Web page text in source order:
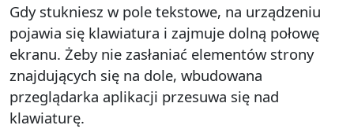
Gdy stukniesz w pole tekstowe, na urządzeniu
pojawia się klawiatura i zajmuje dolną połowę
ekranu. Żeby nie zasłaniać elementów strony
znajdujących się na dole, wbudowana
przeglądarka aplikacji przesuwa się nad
klawiaturę.